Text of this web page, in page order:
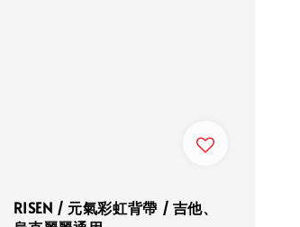
RISEN / 元氣彩虹背帶 / 吉他、